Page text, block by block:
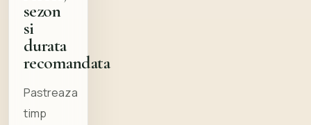
sezon
si
durata
recomandata
Pastreaza
timp